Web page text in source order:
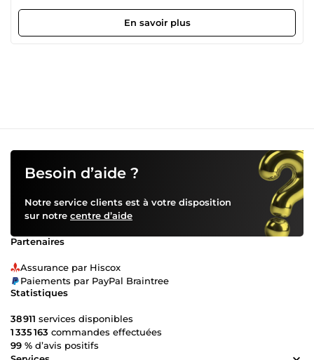
professionnels et bien structurés 🔹 Correction orthographe
et reformulation 🔹 Adaptation au poste visé 🔹 Livraison
rapide pour candidatures urgentes Sérieuse, réactive et à
En savoir plus
Besoin d’aide ?
Notre service clients est à votre disposition
sur notre centre d’aide
Partenaires
Assurance par Hiscox
Paiements par PayPal Braintree
Statistiques
38 911 services disponibles
1 335 163 commandes effectuées
99 % d’avis positifs